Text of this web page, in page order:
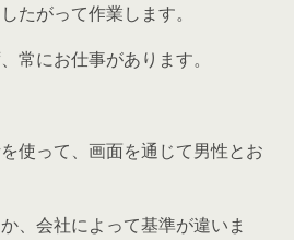
たがって作業します。
常にお仕事があります。
使って、画面を通じて男性とお
、会社によって基準が違いま